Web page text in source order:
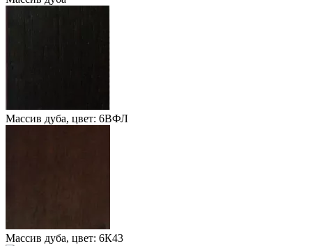
Массив дуба, цвет: 6ВФЛ
Массив дуба, цвет: 6К43